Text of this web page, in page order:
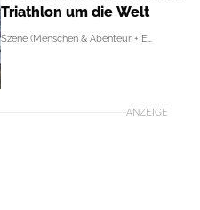
Triathlon um die Welt
Szene (Menschen & Abenteur + Events)
ANZEIGE